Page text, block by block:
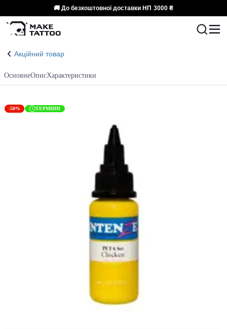
🚚 До безкоштовної доставки НП 3000 ₴
Акційний товар
ОсновнеОписХарактеристики
-50% ТЕРМІНИ